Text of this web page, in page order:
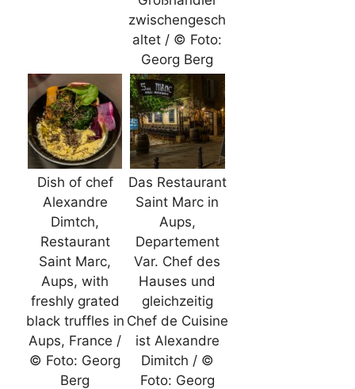
zwischengesch
altet / © Foto:
Georg Berg
Dish of chef
Alexandre
Dimtch,
Restaurant
Saint Marc,
Aups, with
freshly grated
black truffles in
Aups, France /
© Foto: Georg
Berg
Das Restaurant
Saint Marc in
Aups,
Departement
Var. Chef des
Hauses und
gleichzeitig
Chef de Cuisine
ist Alexandre
Dimitch / ©
Foto: Georg